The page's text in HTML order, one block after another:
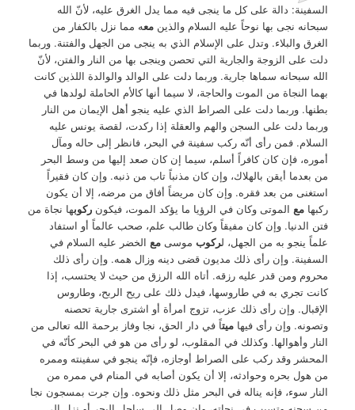
السفينة: دالة على كل ما ينجى فيه مما يدل الغرق عليه، لأنّ الله
سبحانه نجى بها نوحاً عليه السلام والذينمعه مما نزل بالكفار من
الغرق والبلاء. وتدل على الإسلام الذي به ينجى من الجهل والفتنة. وربما
دلت على الزوجة والجارية التي تحصن وينجى بها من النار والفتن، لأنّ
الله سبحانه سماها جارية. وربما دلت على الوالد والوالدة اللذين كانت
بهما النجاة من الموت والحاجة، لا سيما أنها كالأم الحاملة لولدها في
بطنها. وربما دلت على الصراط الذي عليه ينجو أهل الإيمان من النار
وربما دلت على السجن والهم والعقلة إذا ركدت، لقصة يونس عليه
السلام. فمن رأى أنّه ركب سفينة في البحر، فانظر إلى حاله ومآل
أموره، فإن كان كافراً أسلم، سيما إن كان صعد إليها من وسط البحر
من بعدما أيقن بالهلاك، وإن كان مذنباً تاب من ذنبه. وإن كان فقيراً
استغنى من بعد فقره. وإن كان مريضاً أفاق من مرضه، إلا أن يكون
ركبهامع الموتى وكان في الرؤيا ما يؤكد الموت، فيكونركوبها نجاة من
فتن الدنيا. وإن كان مفيقاً وكان طالب علم، صحب عالماً أو استفاد
علماً ينجو به من الجهل، لركوب موسىمع الخضر عليه السلام في
السفينة. وإن رأى ذلك مديون قضى دينه وزال همه. وإن رأى ذلك
محروم ومن قدر عليه رزقه. أتاه الله الرزق من حيث لا يحتسب، إذا
كانت تجري به في طاروسها، فيدل ذلك على ريح الربح، وطاروس
الإقبال. وإن رأى ذلك عزب، تزوج امرأة أو اشترى جارية تحصنه
وتصونه. وإن رأى فيهاميتاً في دار الحق، نجا وفاز برحمة الله تعالى من
النار وأهوالها. وكذلك في المقلوب، لو رأى من هو في البحر كأنّه في
المحشر وقد ركب على الصراط أوجازه، فإنّه ينجو في سفينته وممره
من هول بحره وحوادثه، إلا أن يكون أصابه في المنام في ممره من
النار سوء، فإنه يناله في البحر مثل ذلك ونحوه. وإن جرت بمسجون نجا